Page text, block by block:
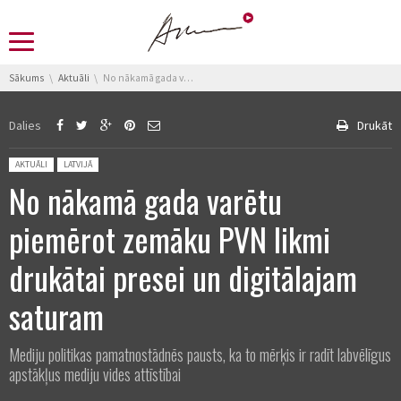
You are here:
Sākums Aktuāli No nākamā gada varētu piemērot zemāku PVN likmi drukātai presei un digitālajam saturam
Dalies Drukāt
Posted in:
AKTUĀLI LATVIJĀ
No nākamā gada varētu
piemērot zemāku PVN likmi
drukātai presei un digitālajam
saturam
Mediju politikas pamatnostādnēs pausts, ka to mērķis ir radīt labvēlīgus
apstākļus mediju vides attīstībai